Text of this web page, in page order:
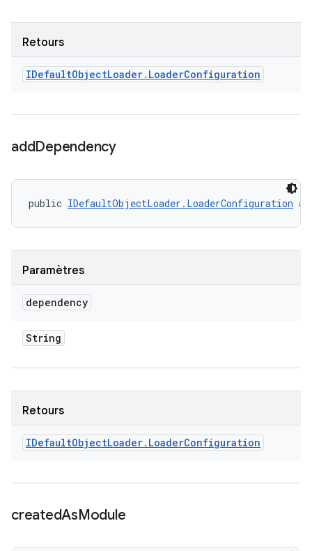
Retours
IDefaultObjectLoader. LoaderConfiguration
addDependency
public IDefaultObjectLoader.LoaderConfiguration
Paramètres
dependency
String
Retours
IDefaultObjectLoader. LoaderConfiguration
createdAsModule